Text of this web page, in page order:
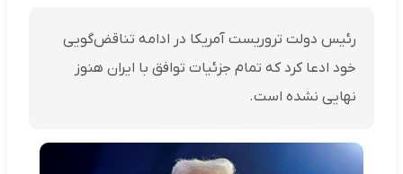
رئیس دولت تروریست آمریکا در ادامه تناقض‌گویی
خود ادعا کرد که تمام جزئیات توافق با ایران هنوز
نهایی نشده است.